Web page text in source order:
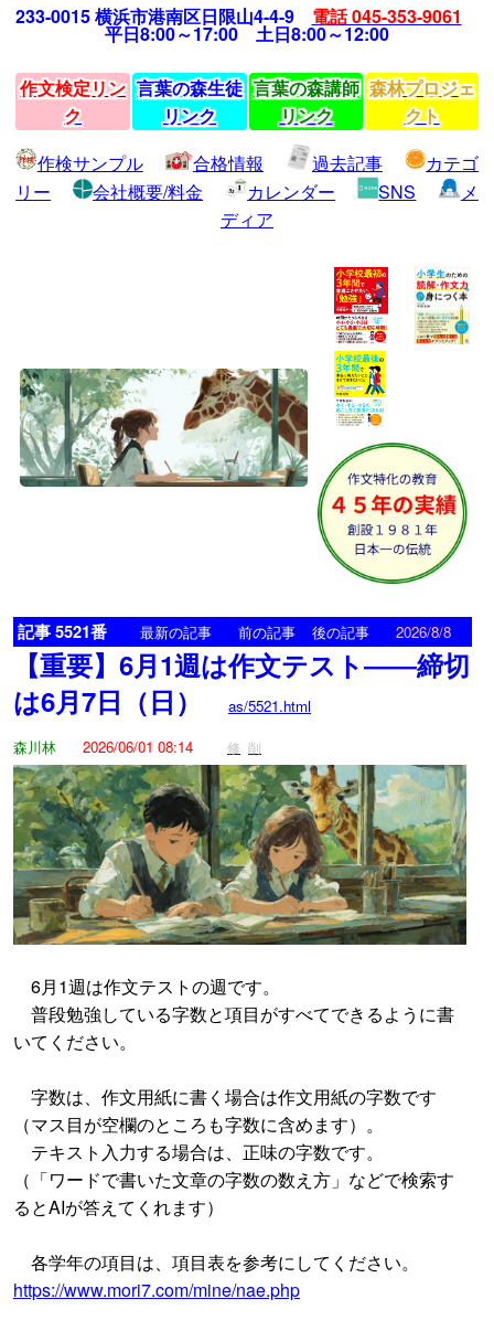
233-0015 横浜市港南区日限山4-4-9 電話 045-353-9061
平日8:00～17:00 土日8:00～12:00
作文検定リン
ク
言葉の森生徒
リンク
言葉の森講師
リンク
森林プロジェ
クト
作検サンプル
合格情報 過去記事
カテゴ
リー
会社概要/料金 カレンダー SNS
メ
ディア
記事 5521番 最新の記事 前の記事 後の記事 2026/8/8
【重要】6月1週は作文テスト――締切
は6月7日（日）
as/5521.html
森川林
2026/06/01 08:14 修 削
6月1週は作文テストの週です。
普段勉強している字数と項目がすべてできるように書
いてください。
字数は、作文用紙に書く場合は作文用紙の字数です
（マス目が空欄のところも字数に含めます）。
テキスト入力する場合は、正味の字数です。
（「ワードで書いた文章の字数の数え方」などで検索す
るとAIが答えてくれます）
各学年の項目は、項目表を参考にしてください。
https://www.mori7.com/mine/nae.php